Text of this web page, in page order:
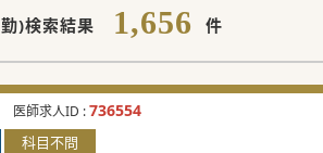
)検索結果 1,656 件
医師求人ID :736554
科目不問